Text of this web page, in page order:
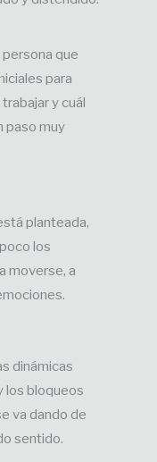
persona que
para
y cuál
paso muy
planteada,
los
moverse, a
dinámicas
los bloqueos
va dando de
sentido.